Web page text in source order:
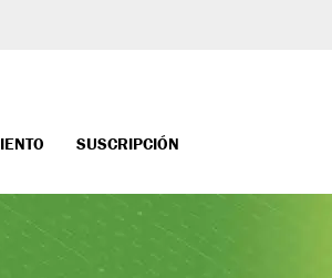
SUSCRIPCIÓN